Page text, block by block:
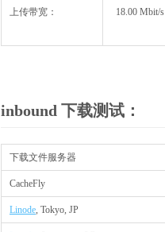
上传带宽： 18.00 Mbit/s
inbound 下载测试：
下载文件服务器
CacheFly
Linode, Tokyo, JP